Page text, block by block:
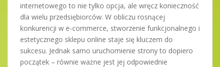
internetowego to nie tylko opcja, ale wręcz konieczność
dla wielu przedsiębiorców. W obliczu rosnącej
konkurencji w e-commerce, stworzenie funkcjonalnego i
estetycznego sklepu online staje się kluczem do
sukcesu. Jednak samo uruchomienie strony to dopiero
początek – równie ważne jest jej odpowiednie